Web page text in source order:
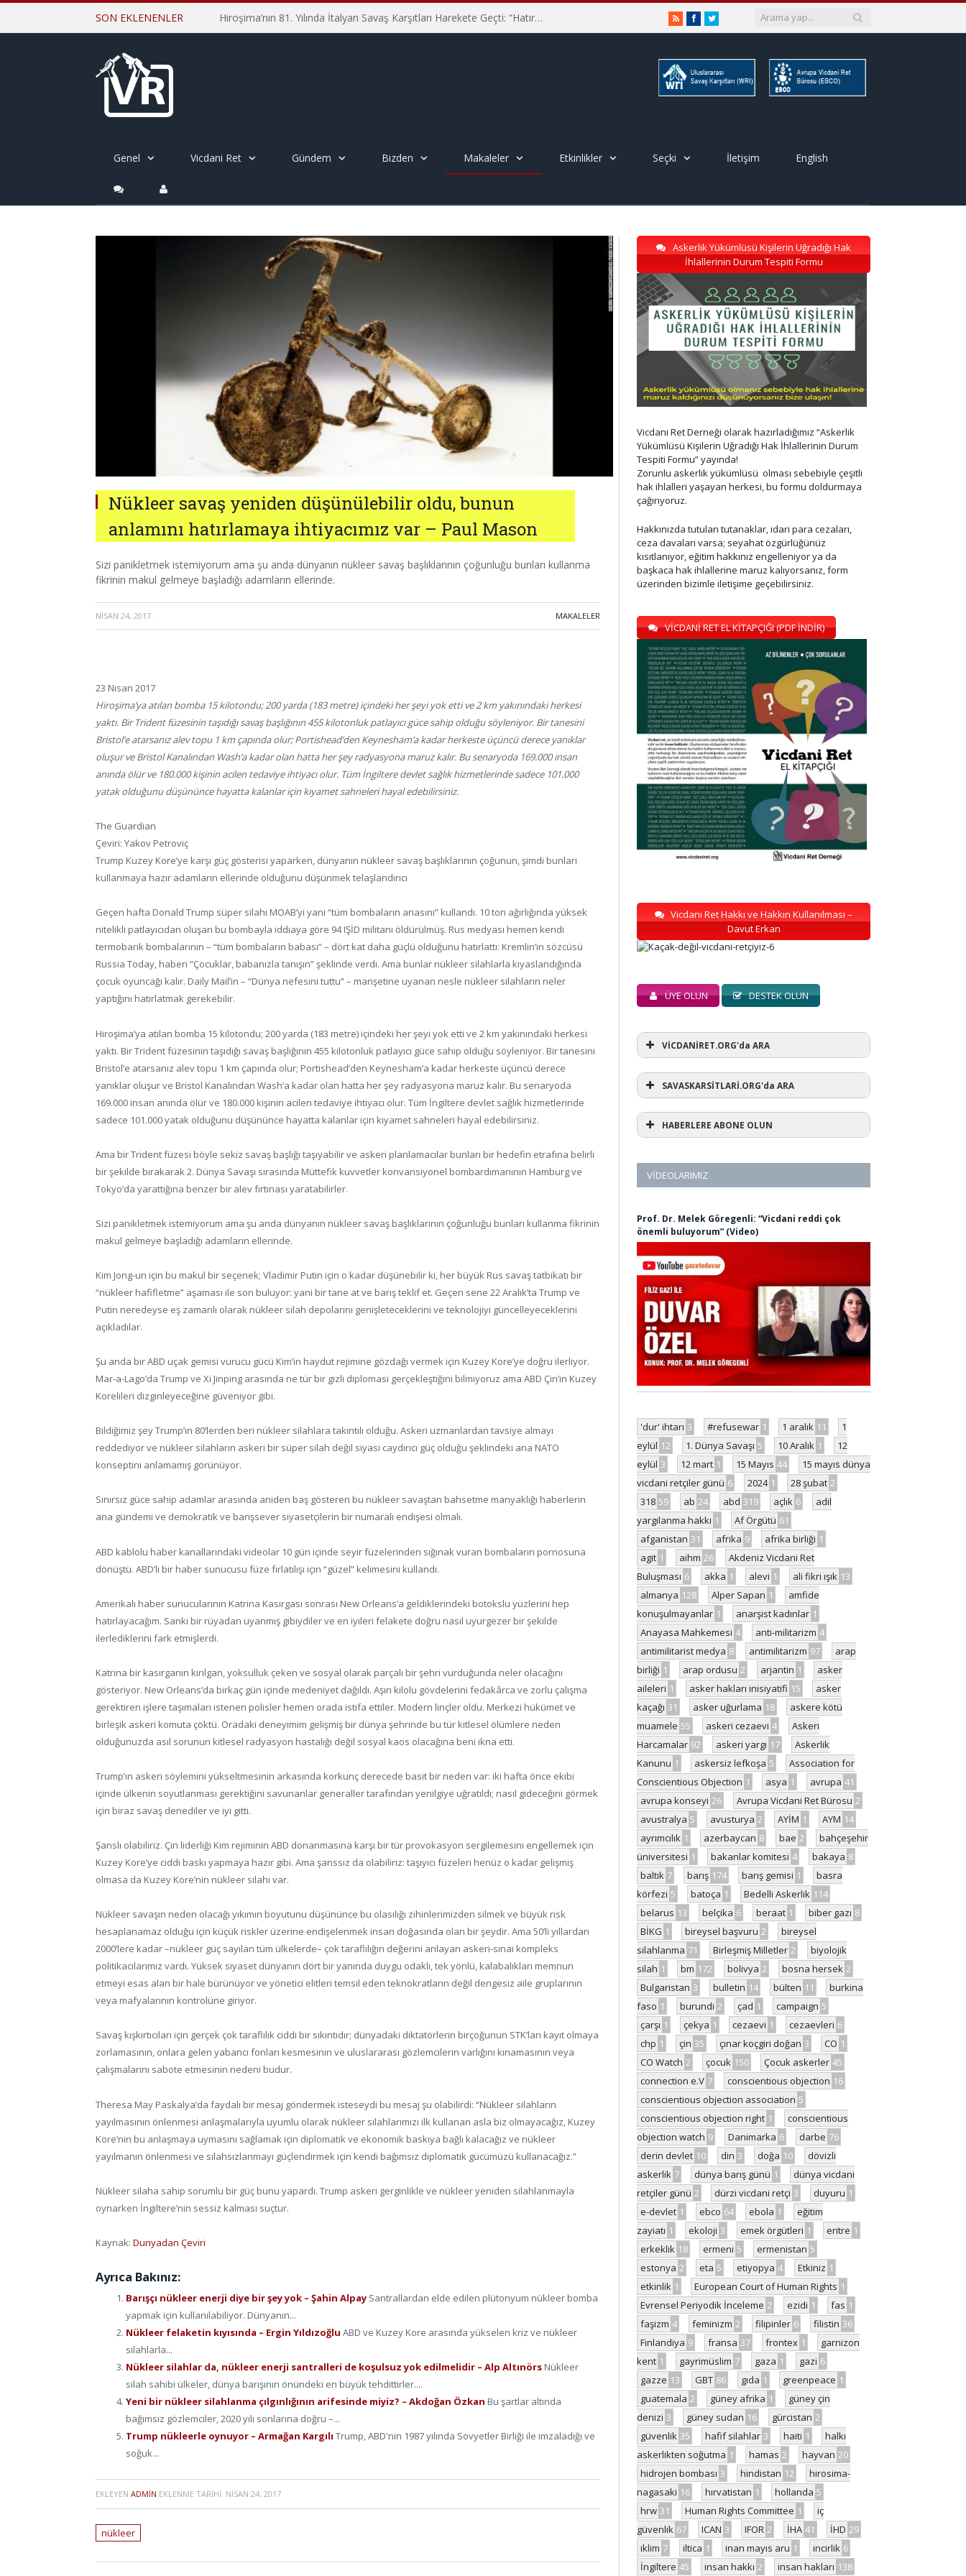
SON EKLENENLER Hiroşima’nın 81. Yılında İtalyan Savaş Karşıtları Harekete Geçti: “Hatırlamak yeterli değil” RSSFacebookTwitter
Genel Vicdani Ret Gündem Bizden Makaleler Etkinlikler Seçki İletişim English
Nükleer savaş yeniden düşünülebilir oldu, bunun
anlamını hatırlamaya ihtiyacımız var – Paul Mason
Sizi panikletmek istemiyorum ama şu anda dünyanın nükleer savaş başlıklarının çoğunluğu bunları kullanma
fikrinin makul gelmeye başladığı adamların ellerinde.
NISAN 24, 2017 · MAKALELER
23 Nisan 2017
Hiroşima’ya atılan bomba 15 kilotondu; 200 yarda (183 metre) içindeki her şeyi yok etti ve 2 km yakınındaki herkesi
yaktı. Bir Trident füzesinin taşıdığı savaş başlığının 455 kilotonluk patlayıcı güce sahip olduğu söyleniyor. Bir tanesini
Bristol’e atarsanız alev topu 1 km çapında olur; Portishead’den Keynesham’a kadar herkeste üçüncü derece yanıklar
oluşur ve Bristol Kanalından Wash’a kadar olan hatta her şey radyasyona maruz kalır. Bu senaryoda 169.000 insan
anında ölür ve 180.000 kişinin acilen tedaviye ihtiyacı olur. Tüm İngiltere devlet sağlık hizmetlerinde sadece 101.000
yatak olduğunu düşününce hayatta kalanlar için kıyamet sahneleri hayal edebilirsiniz.
The Guardian
Çeviri: Yakov Petroviç
Trump Kuzey Kore’ye karşı güç gösterisi yaparken, dünyanın nükleer savaş başlıklarının çoğunun, şimdi bunları
kullanmaya hazır adamların ellerinde olduğunu düşünmek telaşlandırıcı
Geçen hafta Donald Trump süper silahı MOAB’yi yani “tüm bombaların anasını” kullandı. 10 ton ağırlığında yüksek
nitelikli patlayıcıdan oluşan bu bombayla iddiaya göre 94 IŞİD militanı öldürülmüş. Rus medyası hemen kendi
termobarik bombalarının – “tüm bombaların babası” – dört kat daha güçlü olduğunu hatırlattı: Kremlin’in sözcüsü
Russia Today, haberi “Çocuklar, babanızla tanışın” şeklinde verdi. Ama bunlar nükleer silahlarla kıyaslandığında
çocuk oyuncağı kalır. Daily Mail’in – “Dünya nefesini tuttu” – manşetine uyanan nesle nükleer silahların neler
yaptığını hatırlatmak gerekebilir.
Hiroşima’ya atılan bomba 15 kilotondu; 200 yarda (183 metre) içindeki her şeyi yok etti ve 2 km yakınındaki herkesi
yaktı. Bir Trident füzesinin taşıdığı savaş başlığının 455 kilotonluk patlayıcı güce sahip olduğu söyleniyor. Bir tanesini
Bristol’e atarsanız alev topu 1 km çapında olur; Portishead’den Keynesham’a kadar herkeste üçüncü derece
yanıklar oluşur ve Bristol Kanalından Wash’a kadar olan hatta her şey radyasyona maruz kalır. Bu senaryoda
169.000 insan anında ölür ve 180.000 kişinin acilen tedaviye ihtiyacı olur. Tüm İngiltere devlet sağlık hizmetlerinde
sadece 101.000 yatak olduğunu düşününce hayatta kalanlar için kıyamet sahneleri hayal edebilirsiniz.
Ama bir Trident füzesi böyle sekiz savaş başlığı taşıyabilir ve askeri planlamacılar bunları bir hedefin etrafına belirli
bir şekilde bırakarak 2. Dünya Savaşı sırasında Müttefik kuvvetler konvansiyonel bombardımanının Hamburg ve
Tokyo’da yarattığına benzer bir alev fırtınası yaratabilirler.
Sizi panikletmek istemiyorum ama şu anda dünyanın nükleer savaş başlıklarının çoğunluğu bunları kullanma fikrinin
makul gelmeye başladığı adamların ellerinde.
Kim Jong-un için bu makul bir seçenek; Vladimir Putin için o kadar düşünebilir ki, her büyük Rus savaş tatbikatı bir
“nükleer hafifletme” aşaması ile son buluyor: yani bir tane at ve barış teklif et. Geçen sene 22 Aralık’ta Trump ve
Putin neredeyse eş zamanlı olarak nükleer silah depolarını genişleteceklerini ve teknolojiyi güncelleyeceklerini
açıkladılar.
Şu anda bir ABD uçak gemisi vurucu gücü Kim’in haydut rejimine gözdağı vermek için Kuzey Kore’ye doğru ilerliyor.
Mar-a-Lago’da Trump ve Xi Jinping arasında ne tür bir gizli diplomasi gerçekleştiğini bilmiyoruz ama ABD Çin’in Kuzey
Korelileri dizginleyeceğine güveniyor gibi.
Bildiğimiz şey Trump’ın 80’lerden beri nükleer silahlara takıntılı olduğu. Askeri uzmanlardan tavsiye almayı
reddediyor ve nükleer silahların askeri bir süper silah değil siyasi caydırıcı güç olduğu şeklindeki ana NATO
konseptini anlamamış görünüyor.
Sınırsız güce sahip adamlar arasında aniden baş gösteren bu nükleer savaştan bahsetme manyaklığı haberlerin
ana gündemi ve demokratik ve barışsever siyasetçilerin bir numaralı endişesi olmalı.
ABD kablolu haber kanallarındaki videolar 10 gün içinde seyir füzelerinden sığınak vuran bombaların pornosuna
dönüştü. ABD’li bir haber sunucusu füze fırlatılışı için “güzel” kelimesini kullandı.
Amerikalı haber sunucularının Katrina Kasırgası sonrası New Orleans’a geldiklerindeki botokslu yüzlerini hep
hatırlayacağım. Sanki bir rüyadan uyanmış gibiydiler ve en iyileri felakete doğru nasıl uyurgezer bir şekilde
ilerlediklerini fark etmişlerdi.
Katrina bir kasırganın kırılgan, yoksulluk çeken ve sosyal olarak parçalı bir şehri vurduğunda neler olacağını
gösteriyor. New Orleans’da birkaç gün içinde medeniyet dağıldı. Aşırı kilolu gövdelerini fedakârca ve zorlu çalışma
gerektiren işlere taşımaları istenen polisler hemen orada istifa ettiler. Modern linçler oldu. Merkezi hükümet ve
birleşik askeri komuta çöktü. Oradaki deneyimim gelişmiş bir dünya şehrinde bu tür kitlesel ölümlere neden
olduğunuzda asıl sorunun kitlesel radyasyon hastalığı değil sosyal kaos olacağına beni ikna etti.
Trump’ın askeri söylemini yükseltmesinin arkasında korkunç derecede basit bir neden var: iki hafta önce ekibi
içinde ülkenin soyutlanması gerektiğini savunanlar generaller tarafından yenilgiye uğratıldı; nasıl gideceğini görmek
için biraz savaş denediler ve iyi gitti.
Şanslı olabiliriz. Çin liderliği Kim rejiminin ABD donanmasına karşı bir tür provokasyon sergilemesini engellemek için
Kuzey Kore’ye ciddi baskı yapmaya hazır gibi. Ama şanssız da olabiliriz: taşıyıcı füzeleri henüz o kadar gelişmiş
olmasa da Kuzey Kore’nin nükleer silahı var.
Nükleer savaşın neden olacağı yıkımın boyutunu düşününce bu olasılığı zihinlerimizden silmek ve büyük risk
hesaplanamaz olduğu için küçük riskler üzerine endişelenmek insan doğasında olan bir şeydir. Ama 50’li yıllardan
2000’lere kadar –nükleer güç sayılan tüm ülkelerde– çok taraflılığın değerini anlayan askeri-sınai kompleks
politikacılarımız vardı. Yüksek siyaset dünyanın dört bir yanında duygu odaklı, tek yönlü, kalabalıkları memnun
etmeyi esas alan bir hale bürünüyor ve yönetici elitleri temsil eden teknokratların değil dengesiz aile gruplarının
veya mafyalarının kontrolüne giriyor.
Savaş kışkırtıcıları için gerçek çok taraflılık ciddi bir sıkıntıdır; dünyadaki diktatörlerin birçoğunun STK’ları kayıt olmaya
zorlamasının, onlara gelen yabancı fonları kesmesinin ve uluslararası gözlemcilerin varlığını kınamasının veya
çalışmalarını sabote etmesinin nedeni budur.
Theresa May Paskalya’da faydalı bir mesaj göndermek isteseydi bu mesaj şu olabilirdi: “Nükleer silahların
yayılmasının önlenmesi anlaşmalarıyla uyumlu olarak nükleer silahlarımızı ilk kullanan asla biz olmayacağız, Kuzey
Kore’nin bu anlaşmaya uymasını sağlamak için diplomatik ve ekonomik baskıya bağlı kalacağız ve nükleer
yayılmanın önlenmesi ve silahsızlanmayı güçlendirmek için kendi bağımsız diplomatik gücümüzü kullanacağız.”
Nükleer silaha sahip sorumlu bir güç bunu yapardı. Trump askeri gerginlikle ve nükleer yeniden silahlanmayla
oynarken İngiltere’nin sessiz kalması suçtur.
Kaynak: Dunyadan Çeviri
Ayrıca Bakınız:
Barışçı nükleer enerji diye bir şey yok – Şahin Alpay Santrallardan elde edilen plütonyum nükleer bomba
yapmak için kullanılabiliyor. Dünyanın...
Nükleer felaketin kıyısında – Ergin Yıldızoğlu ABD ve Kuzey Kore arasında yükselen kriz ve nükleer
silahlarla...
Nükleer silahlar da, nükleer enerji santralleri de koşulsuz yok edilmelidir – Alp Altınörs Nükleer
silah sahibi ülkeler, dünya barışının önündeki en büyük tehdittirler....
Yeni bir nükleer silahlanma çılgınlığının arifesinde miyiz? – Akdoğan Özkan Bu şartlar altında
bağımsız gözlemciler, 2020 yılı sonlarına doğru –...
Trump nükleerle oynuyor – Armağan Kargılı Trump, ABD'nin 1987 yılında Sovyetler Birliği ile imzaladığı ve
soğuk...
EKLEYEN ADMIN EKLENME TARIHI: NISAN 24, 2017
nükleer
Askerlik Yükümlüsü Kişilerin Uğradığı Hak
İhlallerinin Durum Tespiti Formu
Vicdani Ret Derneği olarak hazırladığımız “Askerlik
Yükümlüsü Kişilerin Uğradığı Hak İhlallerinin Durum
Tespiti Formu” yayında!
Zorunlu askerlik yükümlüsü olması sebebiyle çeşitli
hak ihlalleri yaşayan herkesi, bu formu doldurmaya
çağırıyoruz.
Hakkınızda tutulan tutanaklar, idari para cezaları,
ceza davaları varsa; seyahat özgürlüğünüz
kısıtlanıyor, eğitim hakkınız engelleniyor ya da
başkaca hak ihlallerine maruz kalıyorsanız, form
üzerinden bizimle iletişime geçebilirsiniz.
VİCDANİ RET EL KİTAPÇIĞI (PDF İNDİR)
Vicdani Ret Hakkı ve Hakkın Kullanılması –
Davut Erkan
ÜYE OLUN DESTEK OLUN
VİCDANİRET.ORG'da ARA
SAVASKARSİTLARİ.ORG'da ARA
HABERLERE ABONE OLUN
VIDEOLARIMIZ
Prof. Dr. Melek Göregenli: “Vicdani reddi çok
önemli buluyorum” (Video)
'dur' ihtarı 3 #refusewar 1 1 aralık 11
1
eylül 12 1. Dünya Savaşı 5 10 Aralık 1
12
eylül 3 12 mart 1 15 Mayıs 44
15 mayıs dünya
vicdani retçiler günü 6 2024 1 28 şubat 2
318 59 ab 24 abd 319 açlık 6
adil
yargılanma hakkı 1 Af Örgütü 61
afganistan 31 afrika 9 afrika birliği 1
agit 1 aihm 26
Akdeniz Vicdani Ret
Buluşması 6 akka 1 alevi 1 ali fikri ışık 13
almanya 128 Alper Sapan 1
amfide
konuşulmayanlar 1 anarşist kadınlar 1
Anayasa Mahkemesi 4 anti-militarizm 4
antimilitarist medya 8 antimilitarizm 97
arap
birliği 1 arap ordusu 2 arjantin 1
asker
aileleri 1 asker hakları inisiyatifi 15
asker
kaçağı 31 asker uğurlama 18
askere kötü
muamele 55 askeri cezaevi 4
Askeri
Harcamalar 92 askeri yargı 17
Askerlik
Kanunu 1 askersiz lefkoşa 5
Association for
Conscientious Objection 1 asya 1 avrupa 41
avrupa konseyi 26 Avrupa Vicdani Ret Bürosu 2
avustralya 5 avusturya 2 AYİM 1 AYM 14
ayrımcılık 1 azerbaycan 8 bae 2
bahçeşehir
üniversitesi 1 bakanlar komitesi 4 bakaya 8
baltık 7 barış 174 barış gemisi 1
basra
körfezi 5 batoça 1 Bedelli Askerlik 114
belarus 13 belçika 6 beraat 1 biber gazı 8
BİKG 1 bireysel başvuru 2
bireysel
silahlanma 71 Birleşmiş Milletler 2
biyolojik
silah 1 bm 172 bolivya 2 bosna hersek 2
Bulgaristan 3 bulletin 14 bülten 11
burkina
faso 1 burundi 2 çad 1 campaign 5
çarşı 1 çekya 1 cezaevi 1 cezaevleri 6
chp 1 çin 35 çınar koçgiri doğan 3 CO 1
CO Watch 2 çocuk 150 Çocuk askerler 45
connection e.V 7 conscientious objection 16
conscientious objection association 5
conscientious objection right 1
conscientious
objection watch 9 Danimarka 6 darbe 76
derin devlet 10 din 3 doğa 10
dövizli
askerlik 7 dünya barış günü 1
dünya vicdani
retçiler günü 2 dürzi vicdani retçi 3 duyuru 1
e-devlet 1 ebco 64 ebola 1
eğitim
zayiatı 1 ekoloji 3 emek örgütleri 1 eritre 1
erkeklik 18 ermeni 5 ermenistan 5
estonya 2 eta 5 etiyopya 4 Etkiniz 1
etkinlik 1 European Court of Human Rights 1
Evrensel Periyodik İnceleme 2 ezidi 1 fas 1
faşizm 4 feminizm 2 filipinler 6 filistin 36
Finlandiya 9 fransa 37 frontex 1
garnizon
kent 1 gayrimüslim 7 gaza 1 gazi 6
gazze 13 GBT 86 gıda 1 greenpeace 1
guatemala 2 güney afrika 1
güney çin
denizi 3 güney sudan 16 gürcistan 2
güvenlik 35 hafif silahlar 3 haiti 1
halkı
askerlikten soğutma 1 hamas 2 hayvan 20
hidrojen bombası 3 hindistan 12
hirosima-
nagasaki 16 hırvatistan 1 hollanda 5
hrw 31 Human Rights Committee 1
iç
güvenlik 67 ICAN 3 IFOR 2 İHA 41 İHD 29
iklim 7 iltica 1 inan mayıs aru 1 incirlik 6
İngiltere 45 insan hakkı 2 insan hakları 138